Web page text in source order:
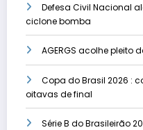
Defesa Civil Nacional
ciclone bomba
AGERGS acolhe pleito
Copa do Brasil 2026 :
oitavas de final
Série B do Brasileirão